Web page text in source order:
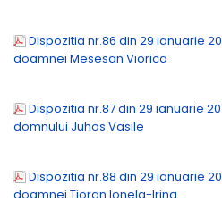
Dispozitia nr.86 din 29 ianuarie
doamnei Mesesan Viorica
Dispozitia nr.87 din 29 ianuarie
domnului Juhos Vasile
Dispozitia nr.88 din 29 ianuarie
doamnei Tioran Ionela-Irina